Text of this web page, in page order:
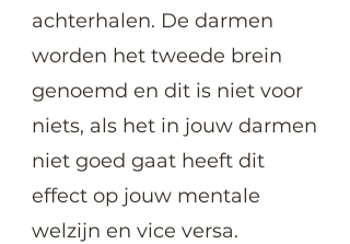
achterhalen. De darmen
worden het tweede brein
genoemd en dit is niet voor
niets, als het in jouw darmen
niet goed gaat heeft dit
effect op jouw mentale
welzijn en vice versa.